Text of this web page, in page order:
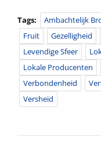
Tags: Ambachtelijk
Fruit
Gezelligheid
Levendige Sfeer
Lokale Producenten
Verbondenheid
Versheid